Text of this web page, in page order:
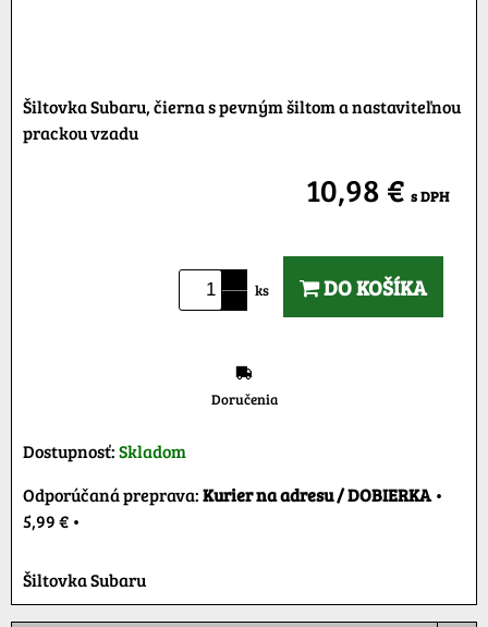
Šiltovka Subaru, čierna s pevným šiltom a nastaviteľnou
prackou vzadu
10,98 € s DPH
ks DO KOŠÍKA
Doručenia
Dostupnosť:Skladom
Kurier na adresu / DOBIERKA•
5,99 € •
Šiltovka Subaru